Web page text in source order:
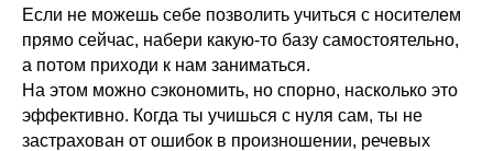
Если не можешь себе позволить учиться с носителем
прямо сейчас, набери какую-то базу самостоятельно,
а потом приходи к нам заниматься.
На этом можно сэкономить, но спорно, насколько это
эффективно. Когда ты учишься с нуля сам, ты не
застрахован от ошибок в произношении, речевых